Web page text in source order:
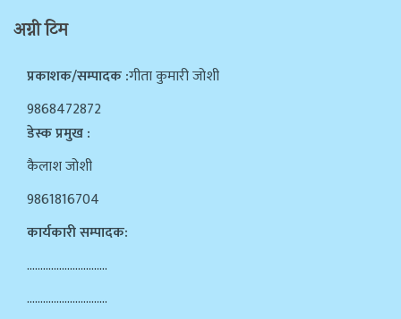
अग्नी टिम
प्रकाशक/सम्पादक :गीता कुमारी जोशी
9868472872
डेस्क प्रमुख :
कैलाश जोशी
9861816704
कार्यकारी सम्पादक:
…………………………
…………………………